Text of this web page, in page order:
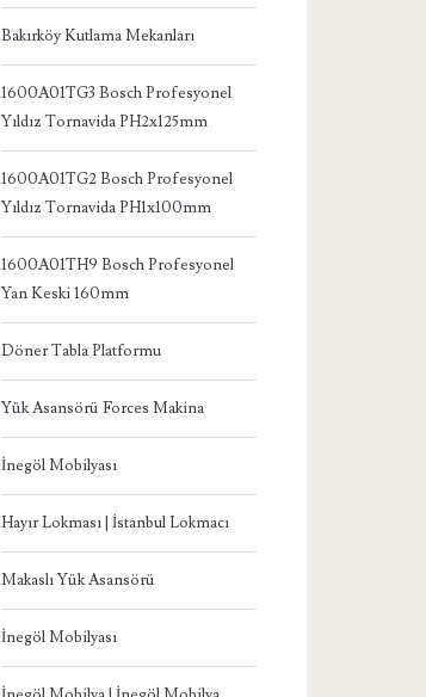
Bakırköy Kutlama Mekanları
1600A01TG3 Bosch Profesyonel
Yıldız Tornavida PH2x125mm
1600A01TG2 Bosch Profesyonel
Yıldız Tornavida PH1x100mm
1600A01TH9 Bosch Profesyonel
Yan Keski 160mm
Döner Tabla Platformu
Yük Asansörü Forces Makina
İnegöl Mobilyası
Hayır Lokması | İstanbul Lokmacı
Makaslı Yük Asansörü
İnegöl Mobilyası